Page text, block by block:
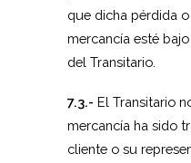
que dicha pérdida
mercancía esté
del Transitario.
7.3.- El Transitario
mercancía ha sido
cliente o su